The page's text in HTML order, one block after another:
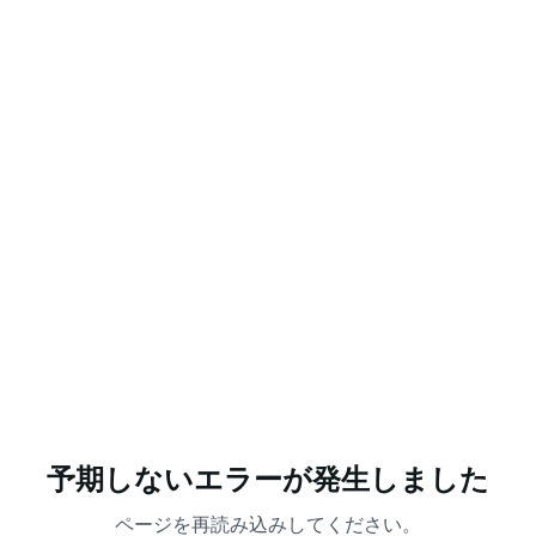
予期しないエラーが発生しました
ページを再読み込みしてください。